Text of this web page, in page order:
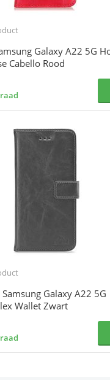
Galaxy A22 5G
Cabello Rood
Galaxy A22 5G
Wallet Zwart